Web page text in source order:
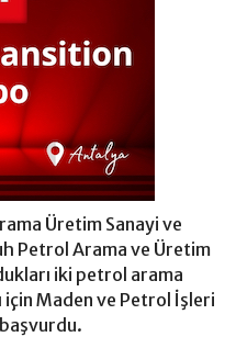
Üretim Sanayi ve
Petrol Arama ve Üretim
iki petrol arama
için Maden ve Petrol İşleri